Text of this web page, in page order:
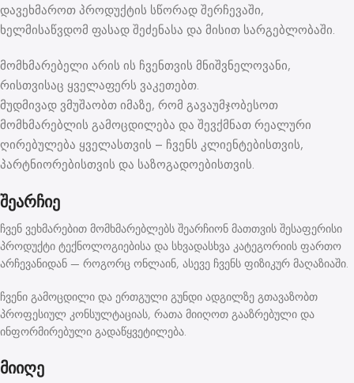
დავეხმაროთ პროდუქტის სწორად შერჩევაში,
ხელმისაწვდომ ფასად შეძენასა და მისით სარგებლობაში.
მომხმარებელი არის ის ჩვენთვის მნიშვნელოვანი,
რისთვისაც ყველაფერს ვაკეთებთ.
მუდმივად ვმუშაობთ იმაზე, რომ გავაუმჯობესოთ
მომხმარებლის გამოცდილება და შევქმნათ რეალური
ღირებულება ყველასთვის – ჩვენს კლიენტებისთვის,
პარტნიორებისთვის და საზოგადოებისთვის.
შეარჩიე
ჩვენ ვეხმარებით მომხმარებლებს შეარჩიონ მათთვის შესაფერისი
პროდუქტი ტექნოლოგიებისა და სხვადასხვა კატეგორიის ფართო
არჩევანიდან — როგორც ონლაინ, ასევე ჩვენს ფიზიკურ მაღაზიაში.
ჩვენი გამოცდილი და ერთგული გუნდი ადგილზე გთავაზობთ
პროფესიულ კონსულტაციას, რათა მიიღოთ გააზრებული და
ინფორმირებული გადაწყვეტილება.
მიიღე